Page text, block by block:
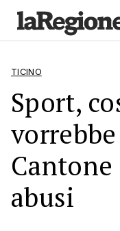
TICINO
Sport,
abusi